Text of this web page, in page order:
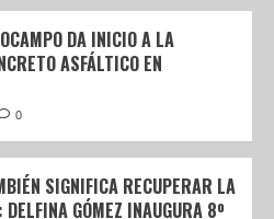
DA INICIO A LA
ASFÁLTICO EN
0
SIGNIFICA RECUPERAR LA
DELFINA GÓMEZ INAUGURA 8º